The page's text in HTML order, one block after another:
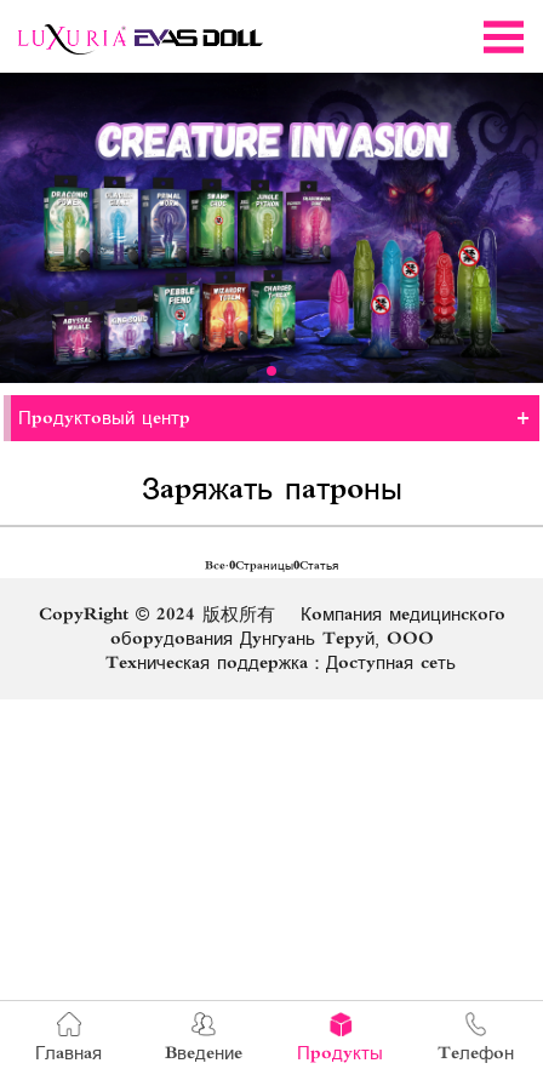
Продуктовый центр +
Заряжать патроны
Все.0Страницы0Статья
CopyRight © 2024 版权所有 Компания медицинского
оборудования Дунгуань Теруй, ООО
Техническая поддержка： Доступная сеть
Главная Введение Продукты Телефон